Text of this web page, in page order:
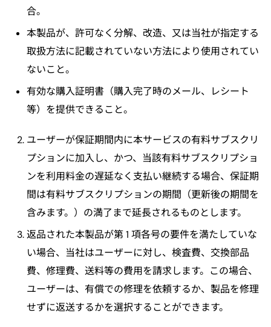
合。
本製品が、許可なく分解、改造、又は当社が指定する
取扱方法に記載されていない方法により使用されてい
ないこと。
有効な購入証明書（購入完了時のメール、レシート
等）を提供できること。
ユーザーが保証期間内に本サービスの有料サブスクリ
プションに加入し、かつ、当該有料サブスクリプショ
ンを利用料金の遅延なく支払い継続する場合、保証期
間は有料サブスクリプションの期間（更新後の期間を
含みます。）の満了まで延長されるものとします。
返品された本製品が第 1 項各号の要件を満たしていな
い場合、当社はユーザーに対し、検査費、交換部品
費、修理費、送料等の費用を請求します。この場合、
ユーザーは、有償での修理を依頼するか、製品を修理
せずに返送するかを選択することができます。